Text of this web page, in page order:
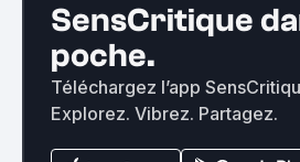
SensCritique
poche.
Téléchargez l’app
Explorez. Vibrez. Partagez.